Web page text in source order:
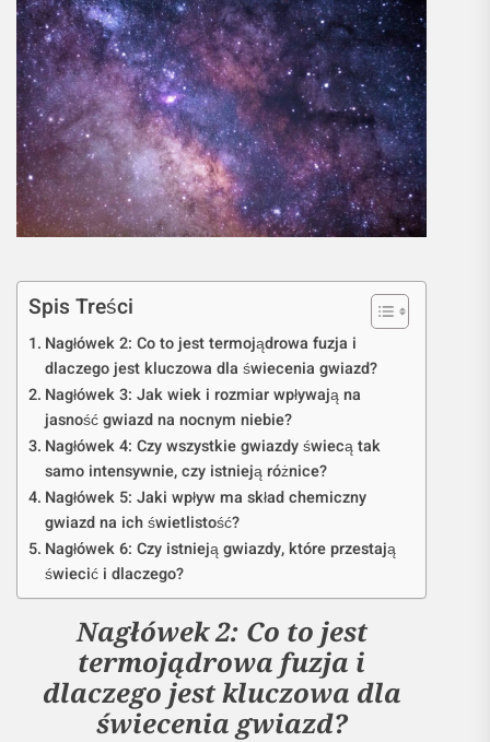
Spis Treści
Nagłówek 2: Co to jest termojądrowa fuzja i
dlaczego jest kluczowa dla świecenia gwiazd?
Nagłówek 3: Jak wiek i rozmiar wpływają na
jasność gwiazd na nocnym niebie?
Nagłówek 4: Czy wszystkie gwiazdy świecą tak
samo intensywnie, czy istnieją różnice?
Nagłówek 5: Jaki wpływ ma skład chemiczny
gwiazd na ich świetlistość?
Nagłówek 6: Czy istnieją gwiazdy, które przestają
świecić i dlaczego?
Nagłówek 2: Co to jest
termojądrowa fuzja i
dlaczego jest kluczowa dla
świecenia gwiazd?